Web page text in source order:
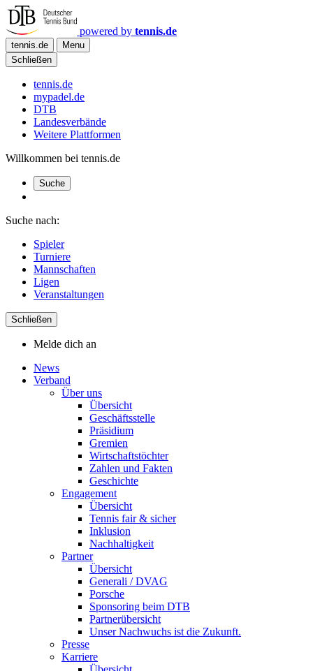
powered by tennis.de
tennis.de
Menu
Schließen
tennis.de
mypadel.de
DTB
Landesverbände
Weitere Plattformen
Willkommen bei tennis.de
Suche
Suche nach:
Spieler
Turniere
Mannschaften
Ligen
Veranstaltungen
Schließen
Melde dich an
News
Verband
Über uns
Übersicht
Geschäftsstelle
Präsidium
Gremien
Wirtschaftstöchter
Zahlen und Fakten
Geschichte
Engagement
Übersicht
Tennis fair & sicher
Inklusion
Nachhaltigkeit
Partner
Übersicht
Generali / DVAG
Porsche
Sponsoring beim DTB
Partnerübersicht
Unser Nachwuchs ist die Zukunft.
Presse
Karriere